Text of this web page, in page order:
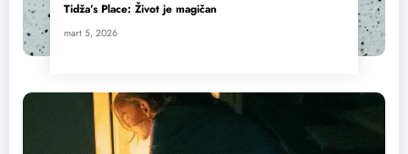
Tidža’s Place: Život je magičan
mart 5, 2026